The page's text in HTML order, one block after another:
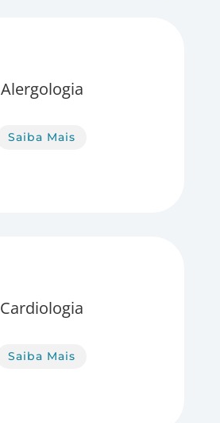
Alergologia
Saiba Mais
Cardiologia
Saiba Mais